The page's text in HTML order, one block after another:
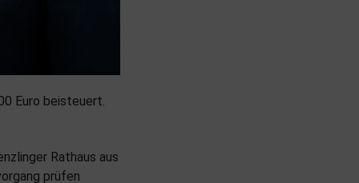
Euro beisteuert.
Rathaus aus
prüfen